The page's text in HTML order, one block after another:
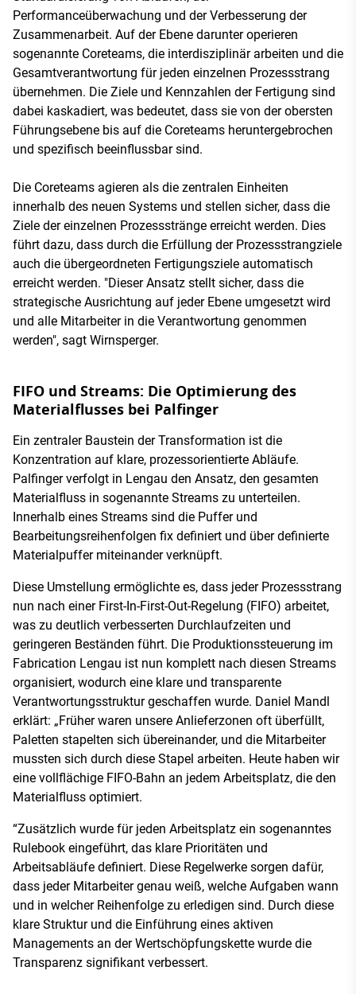
Performanceüberwachung und der Verbesserung der
Zusammenarbeit. Auf der Ebene darunter operieren
sogenannte Coreteams, die interdisziplinär arbeiten und die
Gesamtverantwortung für jeden einzelnen Prozessstrang
übernehmen. Die Ziele und Kennzahlen der Fertigung sind
dabei kaskadiert, was bedeutet, dass sie von der obersten
Führungsebene bis auf die Coreteams heruntergebrochen
und spezifisch beeinflussbar sind.
Die Coreteams agieren als die zentralen Einheiten
innerhalb des neuen Systems und stellen sicher, dass die
Ziele der einzelnen Prozessstränge erreicht werden. Dies
führt dazu, dass durch die Erfüllung der Prozessstrangziele
auch die übergeordneten Fertigungsziele automatisch
erreicht werden. "Dieser Ansatz stellt sicher, dass die
strategische Ausrichtung auf jeder Ebene umgesetzt wird
und alle Mitarbeiter in die Verantwortung genommen
werden", sagt Wirnsperger.
FIFO und Streams: Die Optimierung des
Materialflusses bei Palfinger
Ein zentraler Baustein der Transformation ist die
Konzentration auf klare, prozessorientierte Abläufe.
Palfinger verfolgt in Lengau den Ansatz, den gesamten
Materialfluss in sogenannte Streams zu unterteilen.
Innerhalb eines Streams sind die Puffer und
Bearbeitungsreihenfolgen fix definiert und über definierte
Materialpuffer miteinander verknüpft.
Diese Umstellung ermöglichte es, dass jeder Prozessstrang
nun nach einer First-In-First-Out-Regelung (FIFO) arbeitet,
was zu deutlich verbesserten Durchlaufzeiten und
geringeren Beständen führt. Die Produktionssteuerung im
Fabrication Lengau ist nun komplett nach diesen Streams
organisiert, wodurch eine klare und transparente
Verantwortungsstruktur geschaffen wurde. Daniel Mandl
erklärt: „Früher waren unsere Anlieferzonen oft überfüllt,
Paletten stapelten sich übereinander, und die Mitarbeiter
mussten sich durch diese Stapel arbeiten. Heute haben wir
eine vollflächige FIFO-Bahn an jedem Arbeitsplatz, die den
Materialfluss optimiert.
“Zusätzlich wurde für jeden Arbeitsplatz ein sogenanntes
Rulebook eingeführt, das klare Prioritäten und
Arbeitsabläufe definiert. Diese Regelwerke sorgen dafür,
dass jeder Mitarbeiter genau weiß, welche Aufgaben wann
und in welcher Reihenfolge zu erledigen sind. Durch diese
klare Struktur und die Einführung eines aktiven
Managements an der Wertschöpfungskette wurde die
Transparenz signifikant verbessert.